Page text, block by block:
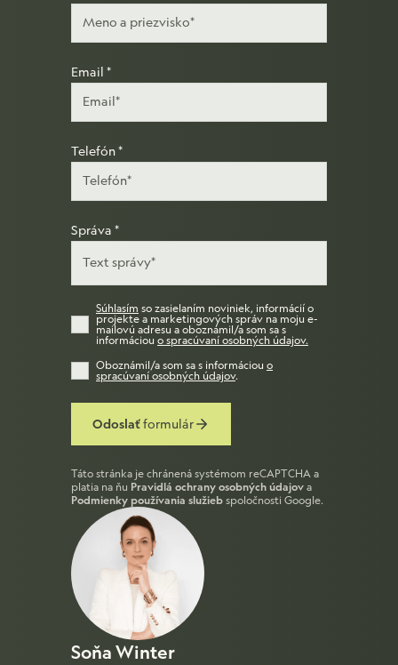
Email *
Telefón*
Správa *
Súhlasím so zasielaním noviniek, informácií o
projekte a marketingových správ na moju e-
mailovú adresu a oboznámil/a som sa s
informáciou o spracúvaní osobných údajov.
Oboznámil/a som sa s informáciou o
spracúvaní osobných údajov.
Odoslaťformulár
Táto stránka je chránená systémom reCAPTCHA a
platia na ňu Pravidlá ochrany osobných údajov a
Podmienky používania služieb spoločnosti Google.
Soňa Winter